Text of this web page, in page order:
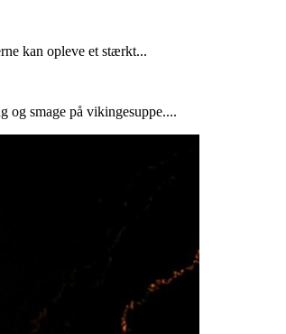
kan opleve et stærkt...
og smage på vikingesuppe....